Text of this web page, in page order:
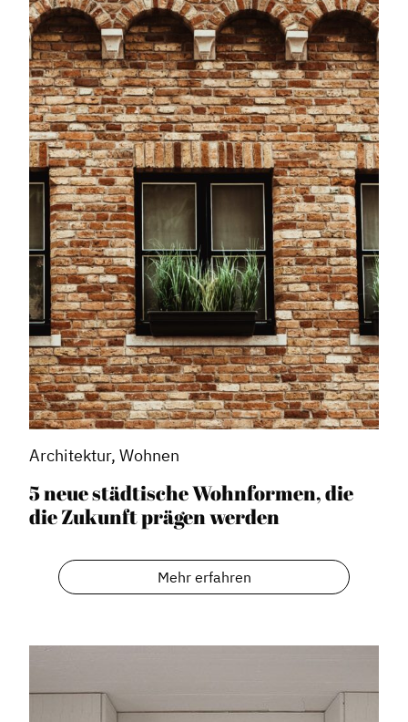
Vorteile für Mitglieder
Veranstaltungen
Formate
Stadtmarketing
Handlungsräume
Netzwerkmanagement
Stadtraumgestaltung
Projektmanagement
Contentmanagement
Datenmanagement
Serviceleistungen
Kooperationen
Service
Blog
Podcast
News
Informiert bleiben
Mosaik
Architektur, Wohnen
5 neue städtische Wohnformen, die
die Zukunft prägen werden
Mehr erfahren